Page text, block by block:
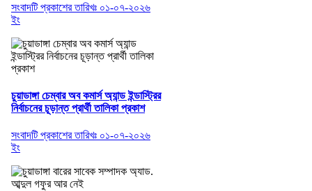
সংবাদটি প্রকাশের তারিখঃ ০১-০৭-২০২৬
ইং
চুয়াডাঙ্গা চেম্বার অব কমার্স অ্যান্ড ইন্ডাস্ট্রির
নির্বাচনের চূড়ান্ত প্রার্থী তালিকা প্রকাশ
সংবাদটি প্রকাশের তারিখঃ ০১-০৭-২০২৬
ইং